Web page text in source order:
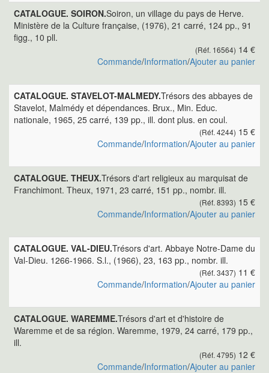
CATALOGUE. SOIRON.Soiron, un village du pays de Herve.
Ministère de la Culture française, (1976), 21 carré, 124 pp., 91
figg., 10 pll.
(Réf. 16564) 14 €
Commande/Information/Ajouter au panier
CATALOGUE. STAVELOT-MALMEDY.Trésors des abbayes de
Stavelot, Malmédy et dépendances. Brux., Min. Educ.
nationale, 1965, 25 carré, 139 pp., ill. dont plus. en coul.
(Réf. 4244) 15 €
Commande/Information/Ajouter au panier
CATALOGUE. THEUX.Trésors d'art religieux au marquisat de
Franchimont. Theux, 1971, 23 carré, 151 pp., nombr. ill.
(Réf. 8393) 15 €
Commande/Information/Ajouter au panier
CATALOGUE. VAL-DIEU.Trésors d'art. Abbaye Notre-Dame du
Val-Dieu. 1266-1966. S.l., (1966), 23, 163 pp., nombr. ill.
(Réf. 3437) 11 €
Commande/Information/Ajouter au panier
CATALOGUE. WAREMME.Trésors d'art et d'histoire de
Waremme et de sa région. Waremme, 1979, 24 carré, 179 pp.,
ill.
(Réf. 4795) 12 €
Commande/Information/Ajouter au panier